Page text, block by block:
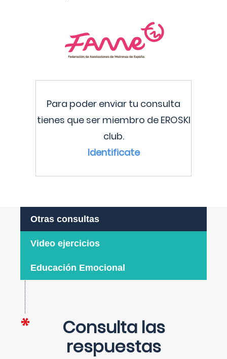
Para poder enviar tu consulta
tienes que ser miembro de EROSKI
club.
Identificate
Otras consultas
Video ejercicios
Educación Emocional
Consulta las
respuestas